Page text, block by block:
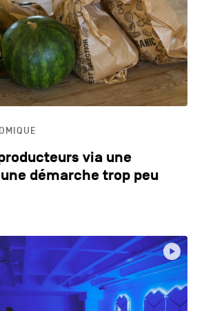
via une
démarche trop peu